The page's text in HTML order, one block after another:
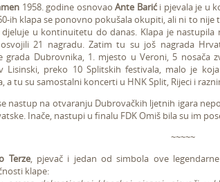
1958. godine osnovaoAnte Barići pjevala je u
ih klapa se ponovno pokušala okupiti, ali ni to
u kontinuitetu do danas. Klapa je nastupila
21 nagradu. Zatim tu su još nagrada
grada Dubrovnika, 1. mjesto u Veroni, 5 nosača
Lisinski, preko 10 Splitskih festivala, malo je
a tu su samostalni koncerti u HNK Split, Rijeci i
nastup na otvaranju Dubrovačkih ljetnih igara
Inače, nastupi u finalu FDK Omiš bila su im
~~~~~
Terze, pjevač i jedan od simbola ove
klape: